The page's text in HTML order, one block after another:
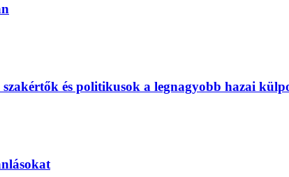
és politikusok a legnagyobb hazai